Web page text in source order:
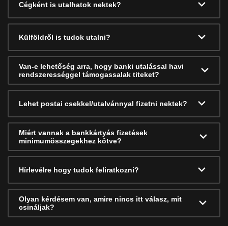
Cégként is utalhatok nektek?
Külföldről is tudok utalni?
Van-e lehetőség arra, hogy banki utalással havi
rendszerességgel támogassalak titeket?
Lehet postai csekkel/utalvánnyal fizetni nektek?
Miért vannak a bankkártyás fizetések
minimumösszegekhez kötve?
Hírlevélre hogy tudok feliratkozni?
Olyan kérdésem van, amire nincs itt válasz, mit
csináljak?